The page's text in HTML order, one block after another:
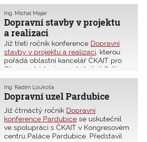
a nižších provozních nákladů.
Problematika navrhování a provádění
staveb, včetně obsahu zadávací
dokumentace staveb pro veřejné
zakázky, aktuální problémy související
s novým stavebním zákonem a jeho
prováděcími vyhláškami, je trvalým
a zásadním tématem ČKAIT, který se
konferenci Jakost pozemních staveb.
Celkem zde přednášelo více než
30 předních odborníků.
Dopravní stavby v projektu
a realizaci
Ing. Michal Majer
Již třetí ročník konference Dopravní
stavby v projektu a realizaci , kterou
pořádá oblastní kancelář ČKAIT pro
Olomoucký kraj, se uskutečnil 6. října
2025. Letošní novinkou bylo rozšíření
záběru konference o železniční
stavby. Duální souběh přednášek pro
silničáře a železničáře ve dvou sálech
umožnil účastníkům průběžně volit
témata podle svých preferencí. Do
Olomouce přijelo 243 účastníků, kteří
konferenci hodnotili jako velmi
Dopravní uzel Pardubice
Ing. Radim Loukota
Již čtrnáctý ročník Dopravní
konference Pardubice se uskutečnil
ve spolupráci s ČKAIT v Kongresovém
centru Paláce Pardubice. Představil